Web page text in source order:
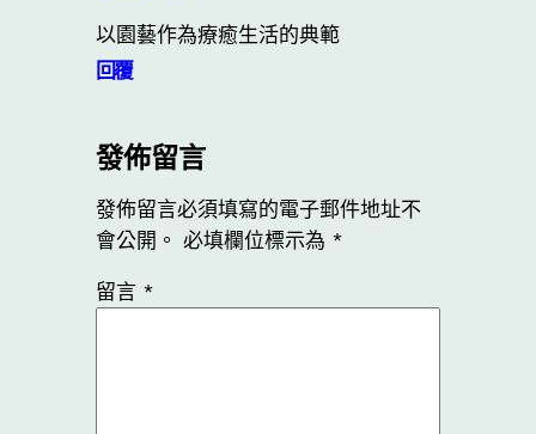
以園藝作為療癒生活的典範
回覆
發佈留言
發佈留言必須填寫的電子郵件地址不
會公開。 必填欄位標示為 *
留言 *